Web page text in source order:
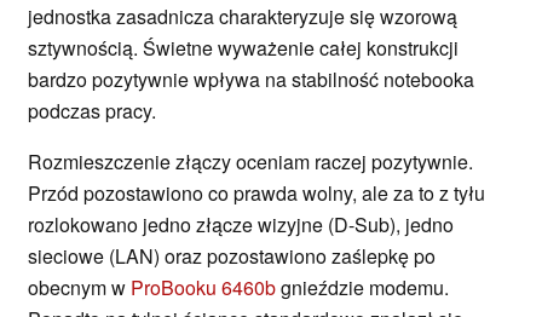
jednostka zasadnicza charakteryzuje się wzorową
sztywnością. Świetne wyważenie całej konstrukcji
bardzo pozytywnie wpływa na stabilność notebooka
podczas pracy.
Rozmieszczenie złączy oceniam raczej pozytywnie.
Przód pozostawiono co prawda wolny, ale za to z tyłu
rozlokowano jedno złącze wizyjne (D-Sub), jedno
sieciowe (LAN) oraz pozostawiono zaślepkę po
obecnym w ProBooku 6460bgnieździe modemu.